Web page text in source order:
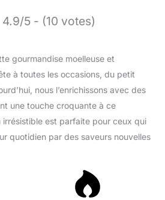
4.9/5 - (10 votes)
gourmandise moelleuse et
à toutes les occasions, du petit
nous l’enrichissons avec des
une touche croquante à ce
est parfaite pour ceux qui
quotidien par des saveurs nouvelles